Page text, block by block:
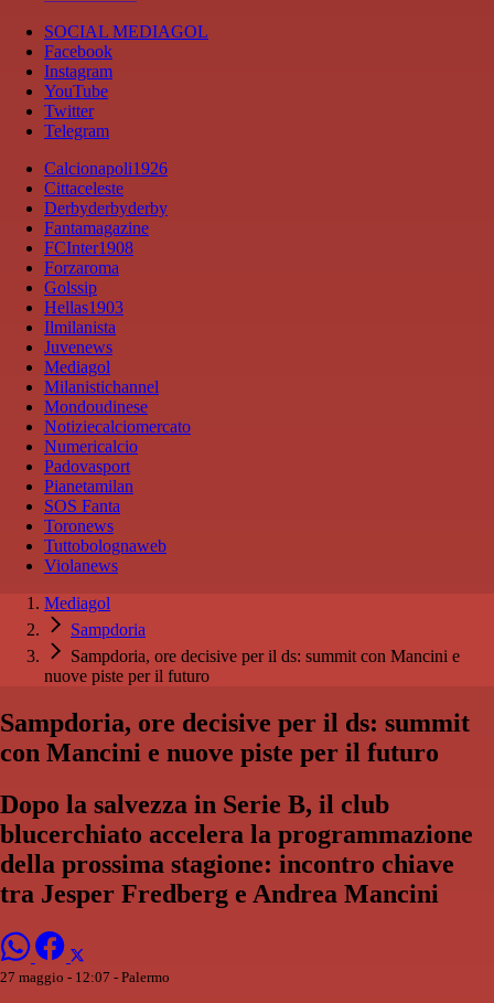
SOCIAL MEDIAGOL
Facebook
Instagram
YouTube
Twitter
Telegram
Calcionapoli1926
Cittaceleste
Derbyderbyderby
Fantamagazine
FCInter1908
Forzaroma
Golssip
Hellas1903
Ilmilanista
Juvenews
Mediagol
Milanistichannel
Mondoudinese
Notiziecalciomercato
Numericalcio
Padovasport
Pianetamilan
SOS Fanta
Toronews
Tuttobolognaweb
Violanews
Mediagol
Sampdoria
Sampdoria, ore decisive per il ds: summit con Mancini e
nuove piste per il futuro
Sampdoria, ore decisive per il ds: summit
con Mancini e nuove piste per il futuro
Dopo la salvezza in Serie B, il club
blucerchiato accelera la programmazione
della prossima stagione: incontro chiave
tra Jesper Fredberg e Andrea Mancini
27 maggio - 12:07 - Palermo